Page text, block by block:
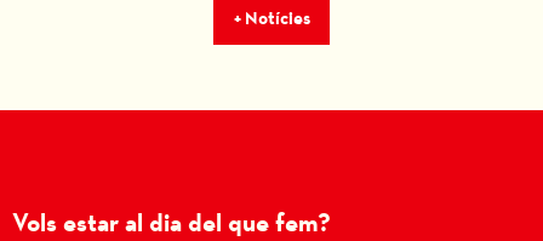
+ Notícies
Vols estar al dia del que fem?